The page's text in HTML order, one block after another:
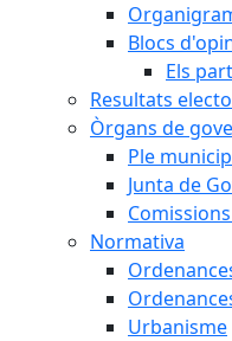
Blocs
Els
Resultats
Òrgans de
Ple
Junta de
Normativa
Urbanisme